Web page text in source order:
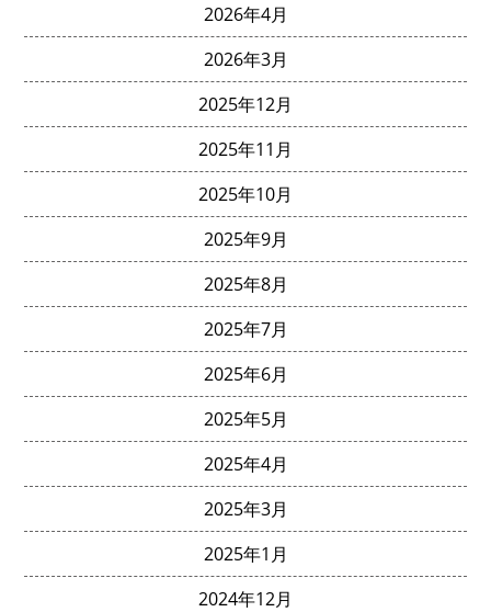
2026年4月
2026年3月
2025年12月
2025年11月
2025年10月
2025年9月
2025年8月
2025年7月
2025年6月
2025年5月
2025年4月
2025年3月
2025年1月
2024年12月